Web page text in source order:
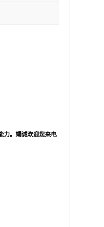
力。竭诚欢迎您来电